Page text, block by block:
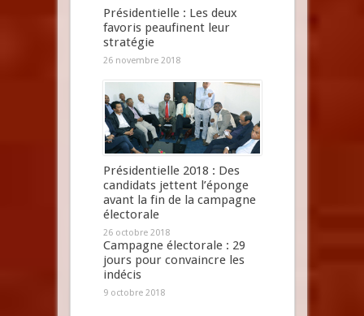
Présidentielle : Les deux
favoris peaufinent leur
stratégie
26 novembre 2018
Présidentielle 2018 : Des
candidats jettent l’éponge
avant la fin de la campagne
électorale
26 octobre 2018
Campagne électorale : 29
jours pour convaincre les
indécis
9 octobre 2018